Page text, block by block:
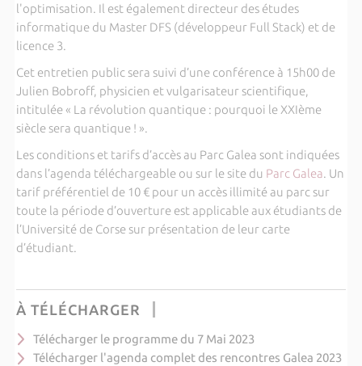
l'optimisation. Il est également directeur des études
informatique du Master DFS (développeur Full Stack) et de
licence 3.
Cet entretien public sera suivi d’une conférence à 15h00 de
Julien Bobroff, physicien et vulgarisateur scientifique,
intitulée « La révolution quantique : pourquoi le XXIème
siècle sera quantique ! ».
Les conditions et tarifs d’accès au Parc Galea sont indiquées
dans l’agenda téléchargeable ou sur le site du Parc Galea. Un
tarif préférentiel de 10 € pour un accès illimité au parc sur
toute la période d’ouverture est applicable aux étudiants de
l’Université de Corse sur présentation de leur carte
d’étudiant.
À TÉLÉCHARGER
Télécharger le programme du 7 Mai 2023
Télécharger l'agenda complet des rencontres Galea 2023